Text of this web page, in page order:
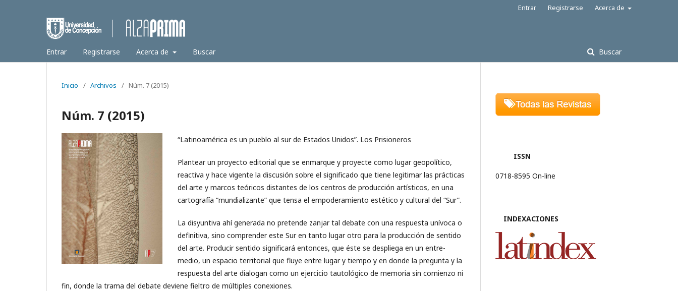
Entrar Registrarse Acerca de Buscar Buscar
Entrar Registrarse Acerca de
Inicio / Archivos / Núm. 7 (2015)
Núm. 7 (2015)
“Latinoamérica es un pueblo al sur de Estados Unidos”. Los Prisioneros
Plantear un proyecto editorial que se enmarque y proyecte como lugar geopolítico,
reactiva y hace vigente la discusión sobre el significado que tiene legitimar las prácticas
del arte y marcos teóricos distantes de los centros de producción artísticos, en una
cartografía “mundializante” que tensa el empoderamiento estético y cultural del “Sur”.
La disyuntiva ahí generada no pretende zanjar tal debate con una respuesta unívoca o
definitiva, sino comprender este Sur en tanto lugar otro para la producción de sentido
del arte. Producir sentido significará entonces, que éste se despliega en un entre-
medio, un espacio territorial que fluye entre lugar y tiempo y en donde la pregunta y la
respuesta del arte dialogan como un ejercicio tautológico de memoria sin comienzo ni
fin, donde la trama del debate deviene fieltro de múltiples conexiones.
ISSN
0718-8595 On-line
INDEXACIONES